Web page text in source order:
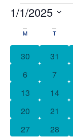
加入我们
捐赠
1/1/2025
期。活
动
日
历
M T
0 events
30 0
31
0 events
6 0
7
0 events
13 0
14
1 event
20 0
21
0 events
27 0
28